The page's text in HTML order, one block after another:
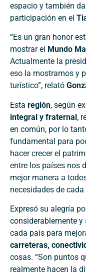
espacio y también
participación en el
“Es un gran honor
mostrar el Mundo
Actualmente la
eso la mostramos y
turístico”, relató
Esta región, según
integral y fraternal,
en común, por lo
fundamental para
hacer crecer el
entre los países nos
mejor manera a
necesidades de
Expresó su alegría
considerablemente y
cada país para
carreteras,
cosas. “Son puntos
realmente hacen la